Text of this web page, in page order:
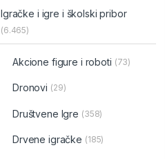
Igračke i igre i školski pribor
(6.465)
Akcione figure i roboti (73)
Dronovi (29)
Društvene Igre (358)
Drvene igračke (185)